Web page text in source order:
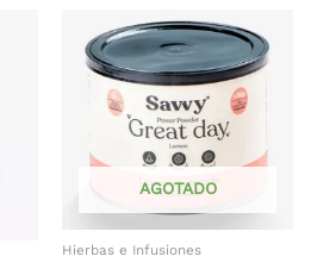
AGOTADO
Hierbas e Infusiones